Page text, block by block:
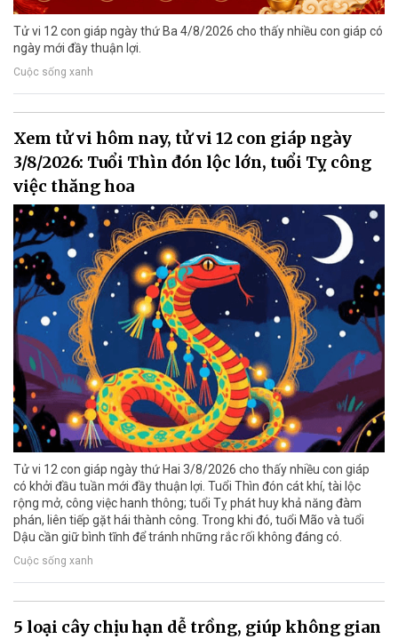
Tử vi 12 con giáp ngày thứ Ba 4/8/2026 cho thấy nhiều con giáp có
ngày mới đầy thuận lợi.
Cuộc sống xanh
Xem tử vi hôm nay, tử vi 12 con giáp ngày
3/8/2026: Tuổi Thìn đón lộc lớn, tuổi Tỵ công
việc thăng hoa
Tử vi 12 con giáp ngày thứ Hai 3/8/2026 cho thấy nhiều con giáp
có khởi đầu tuần mới đầy thuận lợi. Tuổi Thìn đón cát khí, tài lộc
rộng mở, công việc hanh thông; tuổi Tỵ phát huy khả năng đàm
phán, liên tiếp gặt hái thành công. Trong khi đó, tuổi Mão và tuổi
Dậu cần giữ bình tĩnh để tránh những rắc rối không đáng có.
Cuộc sống xanh
5 loại cây chịu hạn dễ trồng, giúp không gian